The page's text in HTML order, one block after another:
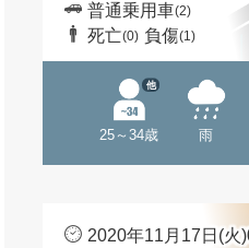
普通乗用車(2)
死亡(0) 負傷(1)
25～34歳
他
雨
2020年11月17日(火